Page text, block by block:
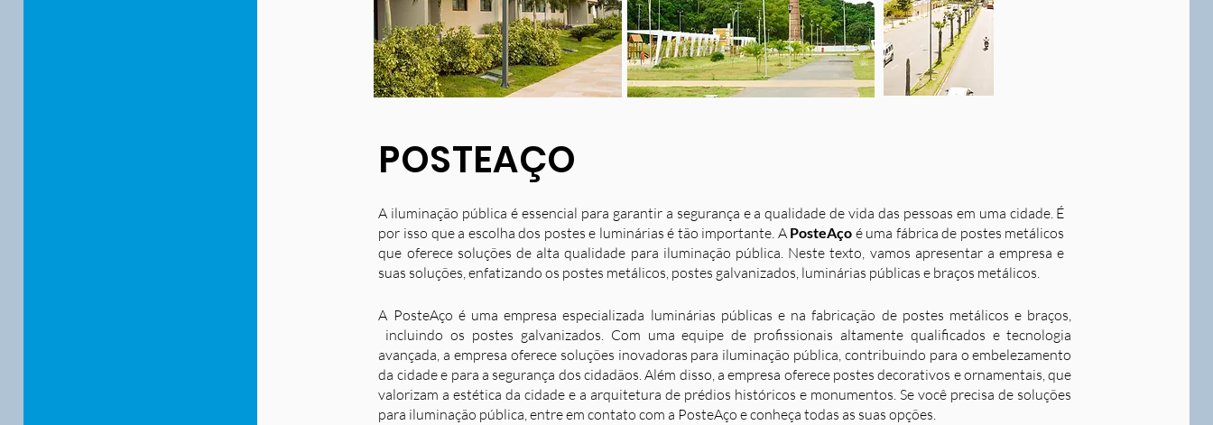
POSTEAÇO
A iluminação pública é essencial para garantir a segurança e a qualidade de vida das pessoas em uma cidade. É
por isso que a escolha dos postes e luminárias é tão importante. A PosteAço é uma fábrica de postes metálicos
que oferece soluções de alta qualidade para iluminação pública. Neste texto, vamos apresentar a empresa e
suas soluções, enfatizando os postes metálicos, postes galvanizados, luminárias públicas e braços metálicos.
A PosteAço é uma empresa especializada luminárias públicas e na fabricação de postes metálicos e braços,
incluindo os postes galvanizados. Com uma equipe de profissionais altamente qualificados e tecnologia
avançada, a empresa oferece soluções inovadoras para iluminação pública, contribuindo para o embelezamento
da cidade e para a segurança dos cidadãos. Além disso, a empresa oferece postes decorativos e ornamentais, que
valorizam a estética da cidade e a arquitetura de prédios históricos e monumentos. Se você precisa de soluções
para iluminação pública, entre em contato com a PosteAço e conheça todas as suas opções.